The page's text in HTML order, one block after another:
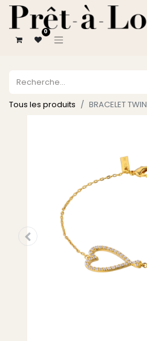
0
Tous les produits BRACELET